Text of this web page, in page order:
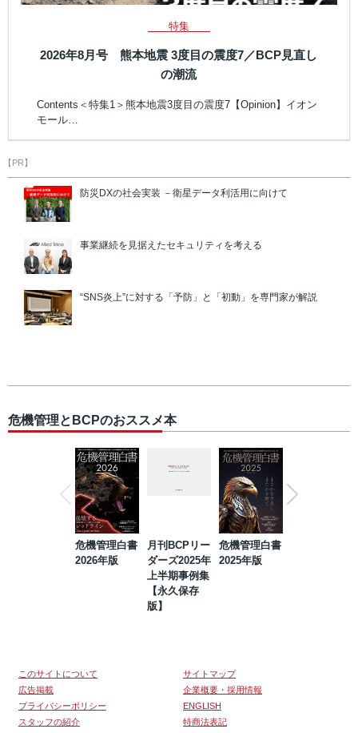
特集
2026年8月号 熊本地震 3度目の震度7／BCP見直し
の潮流
Contents＜特集1＞熊本地震3度目の震度7【Opinion】イオン
モール…
【PR】
防災DXの社会実装 －衛星データ利活用に向けて
事業継続を見据えたセキュリティを考える
“SNS炎上”に対する「予防」と「初動」を専門家が解説
危機管理とBCPのおススメ本
危機管理白書
2026年版
月刊BCPリー
ダーズ2025年
上半期事例集
【永久保存
版】
危機管理白書
2025年版
このサイトについて
サイトマップ
広告掲載
企業概要・採用情報
プライバシーポリシー
ENGLISH
スタッフの紹介
特商法表記